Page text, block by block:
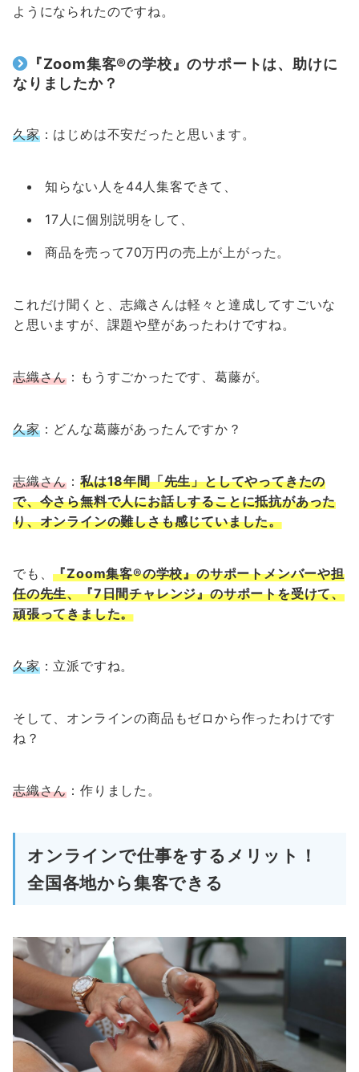
ようになられたのですね。
『Zoom集客®の学校』のサポートは、助けに
なりましたか？
久家：はじめは不安だったと思います。
知らない人を44人集客できて、
17人に個別説明をして、
商品を売って70万円の売上が上がった。
これだけ聞くと、志織さんは軽々と達成してすごいな
と思いますが、課題や壁があったわけですね。
志織さん ：もうすごかったです、葛藤が。
久家：どんな葛藤があったんですか？
志織さん ：私は18年間「先生」としてやってきたの
で、今さら無料で人にお話しすることに抵抗があった
り、オンラインの難しさも感じていました。
でも、『Zoom集客®の学校』のサポートメンバーや担
任の先生、『7日間チャレンジ』のサポートを受けて、
頑張ってきました。
久家：立派ですね。
そして、オンラインの商品もゼロから作ったわけです
ね？
志織さん ：作りました。
オンラインで仕事をするメリット！
全国各地から集客できる